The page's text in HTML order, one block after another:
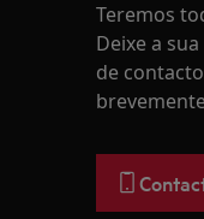
Teremos
Deixe a
de